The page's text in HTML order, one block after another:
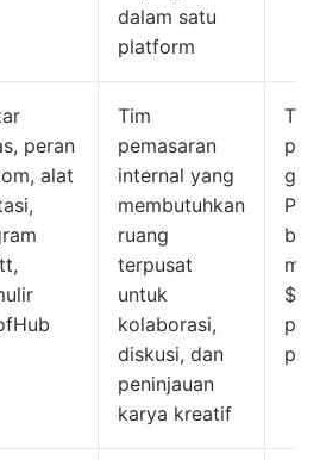
dalam satu
platform
peran
alat
Tim
pemasaran
internal yang
membutuhkan
ruang
terpusat
untuk
kolaborasi,
diskusi, dan
peninjauan
karya kreatif
per